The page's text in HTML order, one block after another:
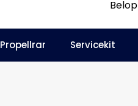
Informationscenter
Propellrar Servicekit